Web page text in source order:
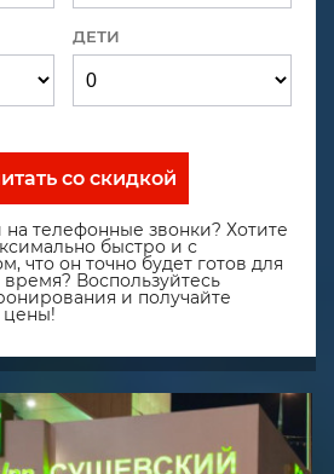
ДЕТИ
со скидкой
телефонные звонки? Хотите
быстро и с
что он точно будет готов для
Воспользуйтесь
и получайте
цены!